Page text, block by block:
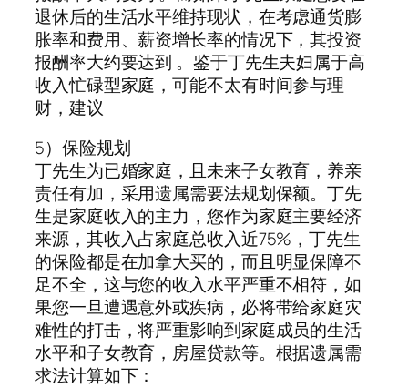
退休后的生活水平维持现状，在考虑通货膨
胀率和费用、薪资增长率的情况下，其投资
报酬率大约要达到 。鉴于丁先生夫妇属于高
收入忙碌型家庭，可能不太有时间参与理
财，建议
5）保险规划
丁先生为已婚家庭，且未来子女教育，养亲
责任有加，采用遗属需要法规划保额。丁先
生是家庭收入的主力，您作为家庭主要经济
来源，其收入占家庭总收入近75%，丁先生
的保险都是在加拿大买的，而且明显保障不
足不全，这与您的收入水平严重不相符，如
果您一旦遭遇意外或疾病，必将带给家庭灾
难性的打击，将严重影响到家庭成员的生活
水平和子女教育，房屋贷款等。根据遗属需
求法计算如下：